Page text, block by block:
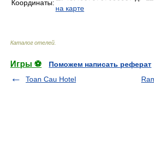
Координаты:
на карте
Каталог отелей
Игры ⚽
Поможем написать реферат
Toan Cau Hotel